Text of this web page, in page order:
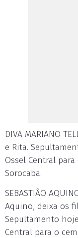
DIVA MARIANO
e Rita.
Ossel Central
Sorocaba.
SEBASTIÃO
Aquino, deixa os
Sepultamento
Central para o